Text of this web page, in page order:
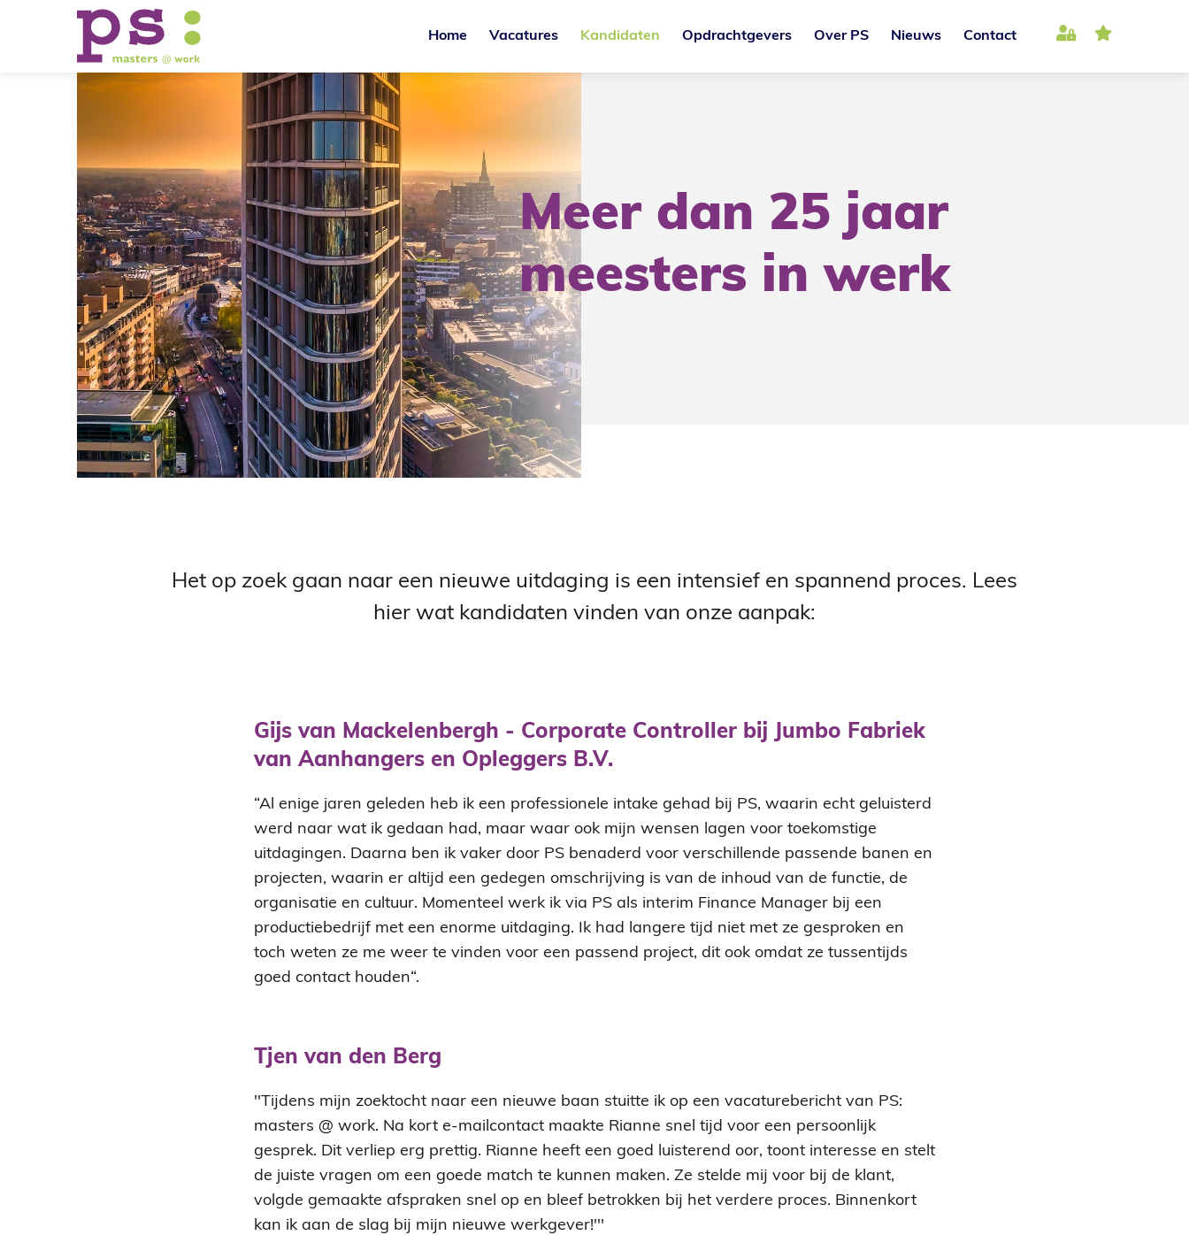
Home Vacatures Kandidaten Opdrachtgevers Over PS Nieuws Contact
Meer dan 25 jaar
meesters in werk
Het op zoek gaan naar een nieuwe uitdaging is een intensief en spannend proces. Lees
hier wat kandidaten vinden van onze aanpak:
Gijs van Mackelenbergh - Corporate Controller bij Jumbo Fabriek
van Aanhangers en Opleggers B.V.
“Al enige jaren geleden heb ik een professionele intake gehad bij PS, waarin echt geluisterd
werd naar wat ik gedaan had, maar waar ook mijn wensen lagen voor toekomstige
uitdagingen. Daarna ben ik vaker door PS benaderd voor verschillende passende banen en
projecten, waarin er altijd een gedegen omschrijving is van de inhoud van de functie, de
organisatie en cultuur. Momenteel werk ik via PS als interim Finance Manager bij een
productiebedrijf met een enorme uitdaging. Ik had langere tijd niet met ze gesproken en
toch weten ze me weer te vinden voor een passend project, dit ook omdat ze tussentijds
goed contact houden“.
Tjen van den Berg
''Tijdens mijn zoektocht naar een nieuwe baan stuitte ik op een vacaturebericht van PS:
masters @ work. Na kort e-mailcontact maakte Rianne snel tijd voor een persoonlijk
gesprek. Dit verliep erg prettig. Rianne heeft een goed luisterend oor, toont interesse en stelt
de juiste vragen om een goede match te kunnen maken. Ze stelde mij voor bij de klant,
volgde gemaakte afspraken snel op en bleef betrokken bij het verdere proces. Binnenkort
kan ik aan de slag bij mijn nieuwe werkgever!'''